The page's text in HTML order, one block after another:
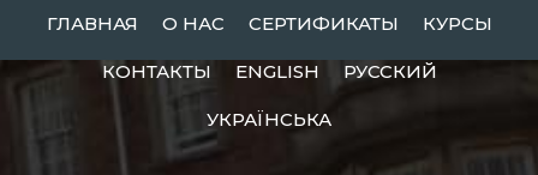
content
ГЛАВНАЯ О НАС СЕРТИФИКАТЫ КУРСЫ
КОНТАКТЫ ENGLISH РУССКИЙ
УКРАЇНСЬКА